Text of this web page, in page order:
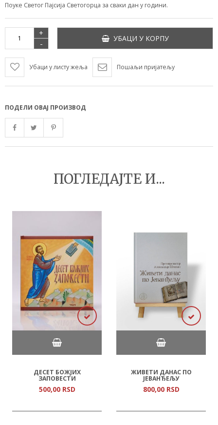
Поуке Светог Пајсија Светогорца за сваки дан у години.
+
-
УБАЦИ У КОРПУ
Убаци у листу жеља Пошаљи пријатељу
ПОДЕЛИ ОВАЈ ПРОИЗВОД
ПОГЛЕДАЈТЕ И...
ДЕСЕТ БОЖЈИХ
ЗАПОВЕСТИ
500,00 RSD
ЖИВЕТИ ДАНАС ПО
ЈЕВАНЂЕЉУ
800,00 RSD